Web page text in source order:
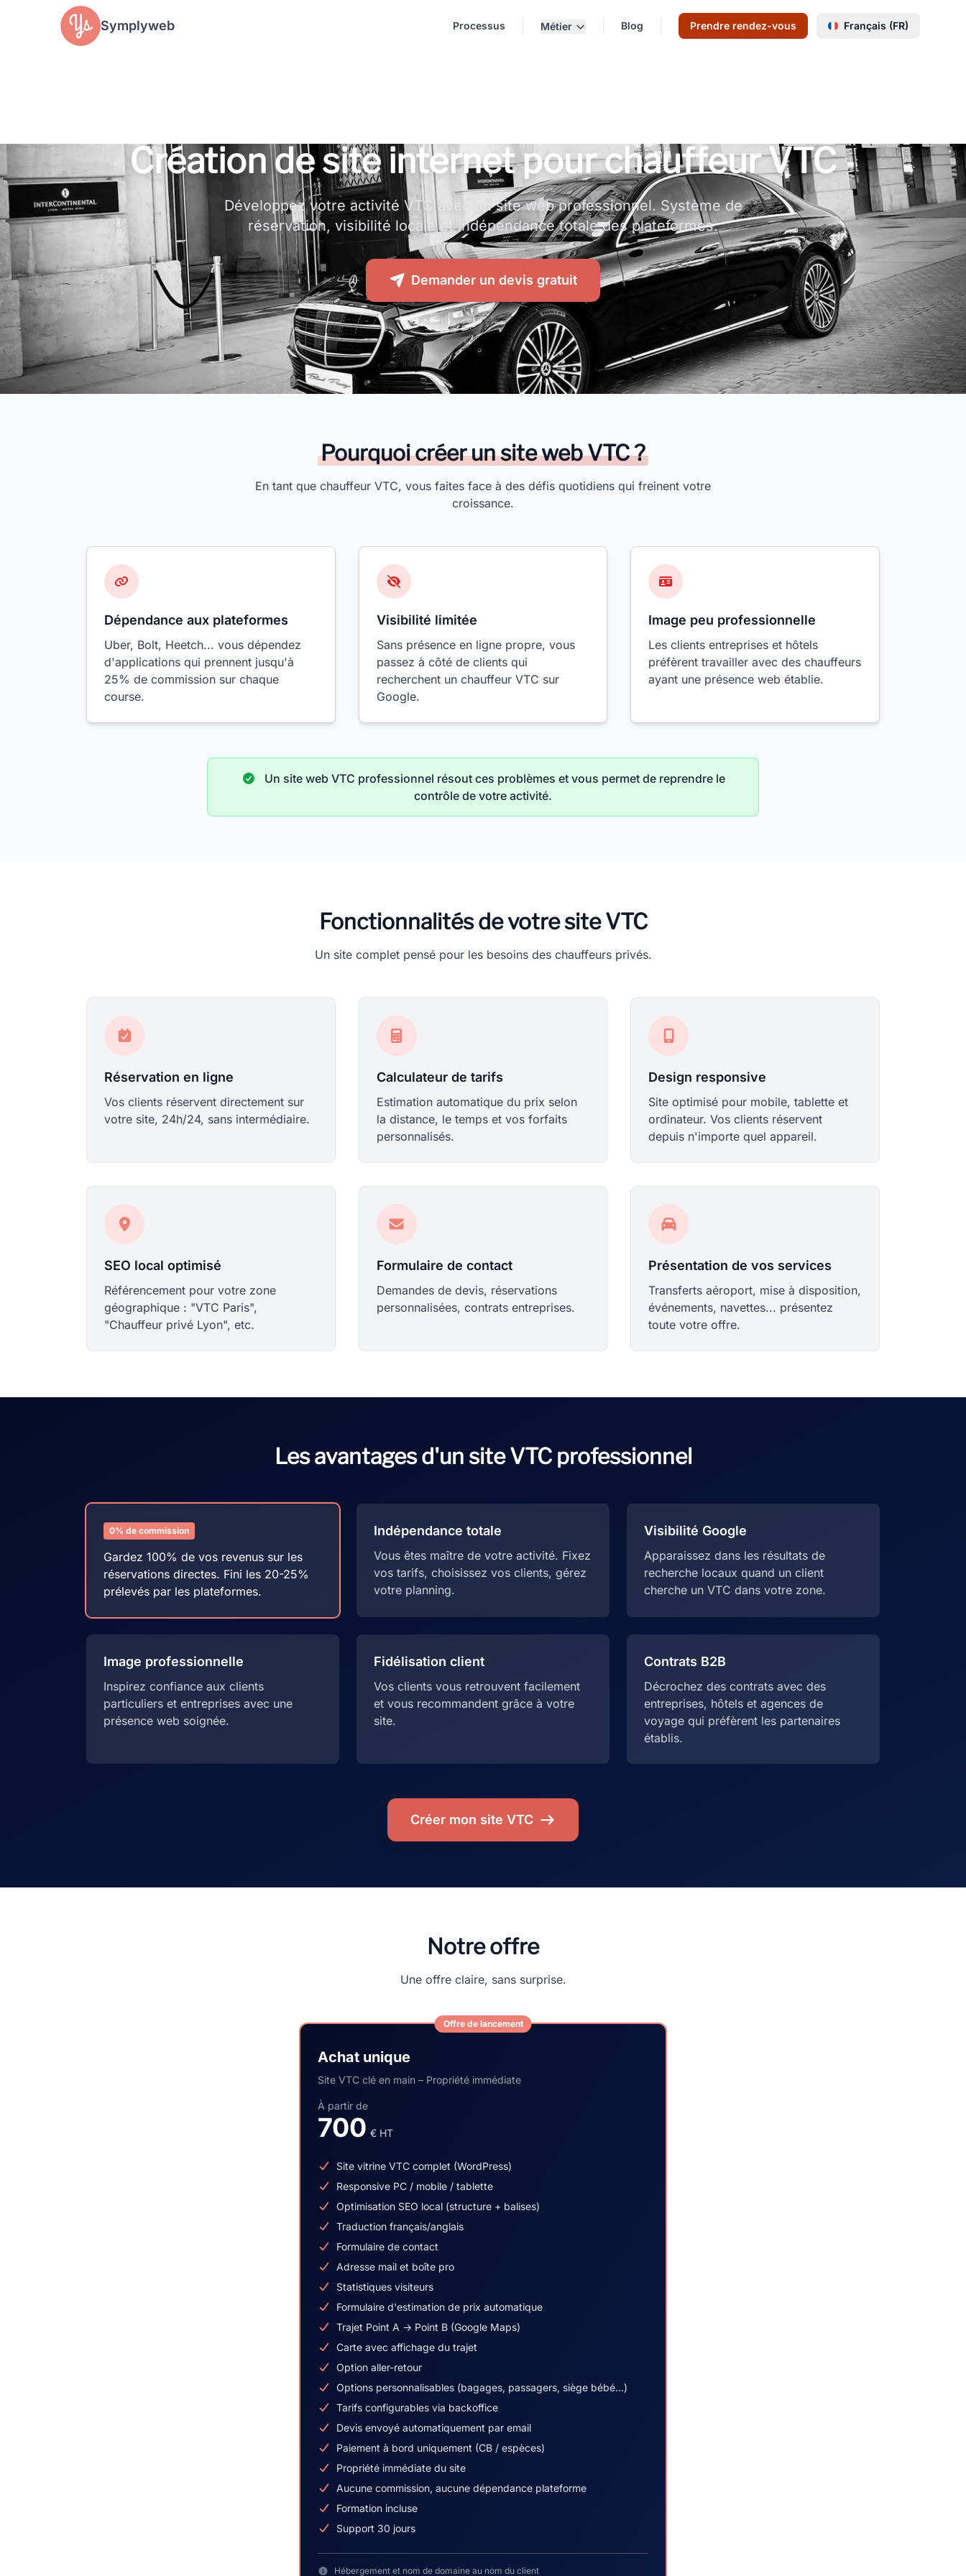
Symplyweb Processus Métier Blog Prendre rendez-vous Français (FR)
Création de site internet pour chauffeur VTC
Développez votre activité VTC avec un site web professionnel. Système de
réservation, visibilité locale et indépendance totale des plateformes.
Demander un devis gratuit
Pourquoi créer un site web VTC ?
En tant que chauffeur VTC, vous faites face à des défis quotidiens qui freinent votre
croissance.
Dépendance aux plateformes
Uber, Bolt, Heetch... vous dépendez
d'applications qui prennent jusqu'à
25% de commission sur chaque
course.
Visibilité limitée
Sans présence en ligne propre, vous
passez à côté de clients qui
recherchent un chauffeur VTC sur
Google.
Image peu professionnelle
Les clients entreprises et hôtels
préfèrent travailler avec des chauffeurs
ayant une présence web établie.
Un site web VTC professionnel résout ces problèmes et vous permet de reprendre le
contrôle de votre activité.
Fonctionnalités de votre site VTC
Un site complet pensé pour les besoins des chauffeurs privés.
Réservation en ligne
Vos clients réservent directement sur
votre site, 24h/24, sans intermédiaire.
Calculateur de tarifs
Estimation automatique du prix selon
la distance, le temps et vos forfaits
personnalisés.
Design responsive
Site optimisé pour mobile, tablette et
ordinateur. Vos clients réservent
depuis n'importe quel appareil.
SEO local optimisé
Référencement pour votre zone
géographique : "VTC Paris",
"Chauffeur privé Lyon", etc.
Formulaire de contact
Demandes de devis, réservations
personnalisées, contrats entreprises.
Présentation de vos services
Transferts aéroport, mise à disposition,
événements, navettes... présentez
toute votre offre.
Les avantages d'un site VTC professionnel
0% de commission
Gardez 100% de vos revenus sur les
réservations directes. Fini les 20-25%
prélevés par les plateformes.
Indépendance totale
Vous êtes maître de votre activité. Fixez
vos tarifs, choisissez vos clients, gérez
votre planning.
Visibilité Google
Apparaissez dans les résultats de
recherche locaux quand un client
cherche un VTC dans votre zone.
Image professionnelle
Inspirez confiance aux clients
particuliers et entreprises avec une
présence web soignée.
Fidélisation client
Vos clients vous retrouvent facilement
et vous recommandent grâce à votre
site.
Contrats B2B
Décrochez des contrats avec des
entreprises, hôtels et agences de
voyage qui préfèrent les partenaires
établis.
Créer mon site VTC
Notre offre
Une offre claire, sans surprise.
Offre de lancement
Achat unique
Site VTC clé en main – Propriété immédiate
À partir de
700 € HT
Site vitrine VTC complet (WordPress)
Responsive PC / mobile / tablette
Optimisation SEO local (structure + balises)
Traduction français/anglais
Formulaire de contact
Adresse mail et boîte pro
Statistiques visiteurs
Formulaire d'estimation de prix automatique
Trajet Point A → Point B (Google Maps)
Carte avec affichage du trajet
Option aller-retour
Options personnalisables (bagages, passagers, siège bébé…)
Tarifs configurables via backoffice
Devis envoyé automatiquement par email
Paiement à bord uniquement (CB / espèces)
Propriété immédiate du site
Aucune commission, aucune dépendance plateforme
Formation incluse
Support 30 jours
Hébergement et nom de domaine au nom du client
Panneau de gestion des cookies